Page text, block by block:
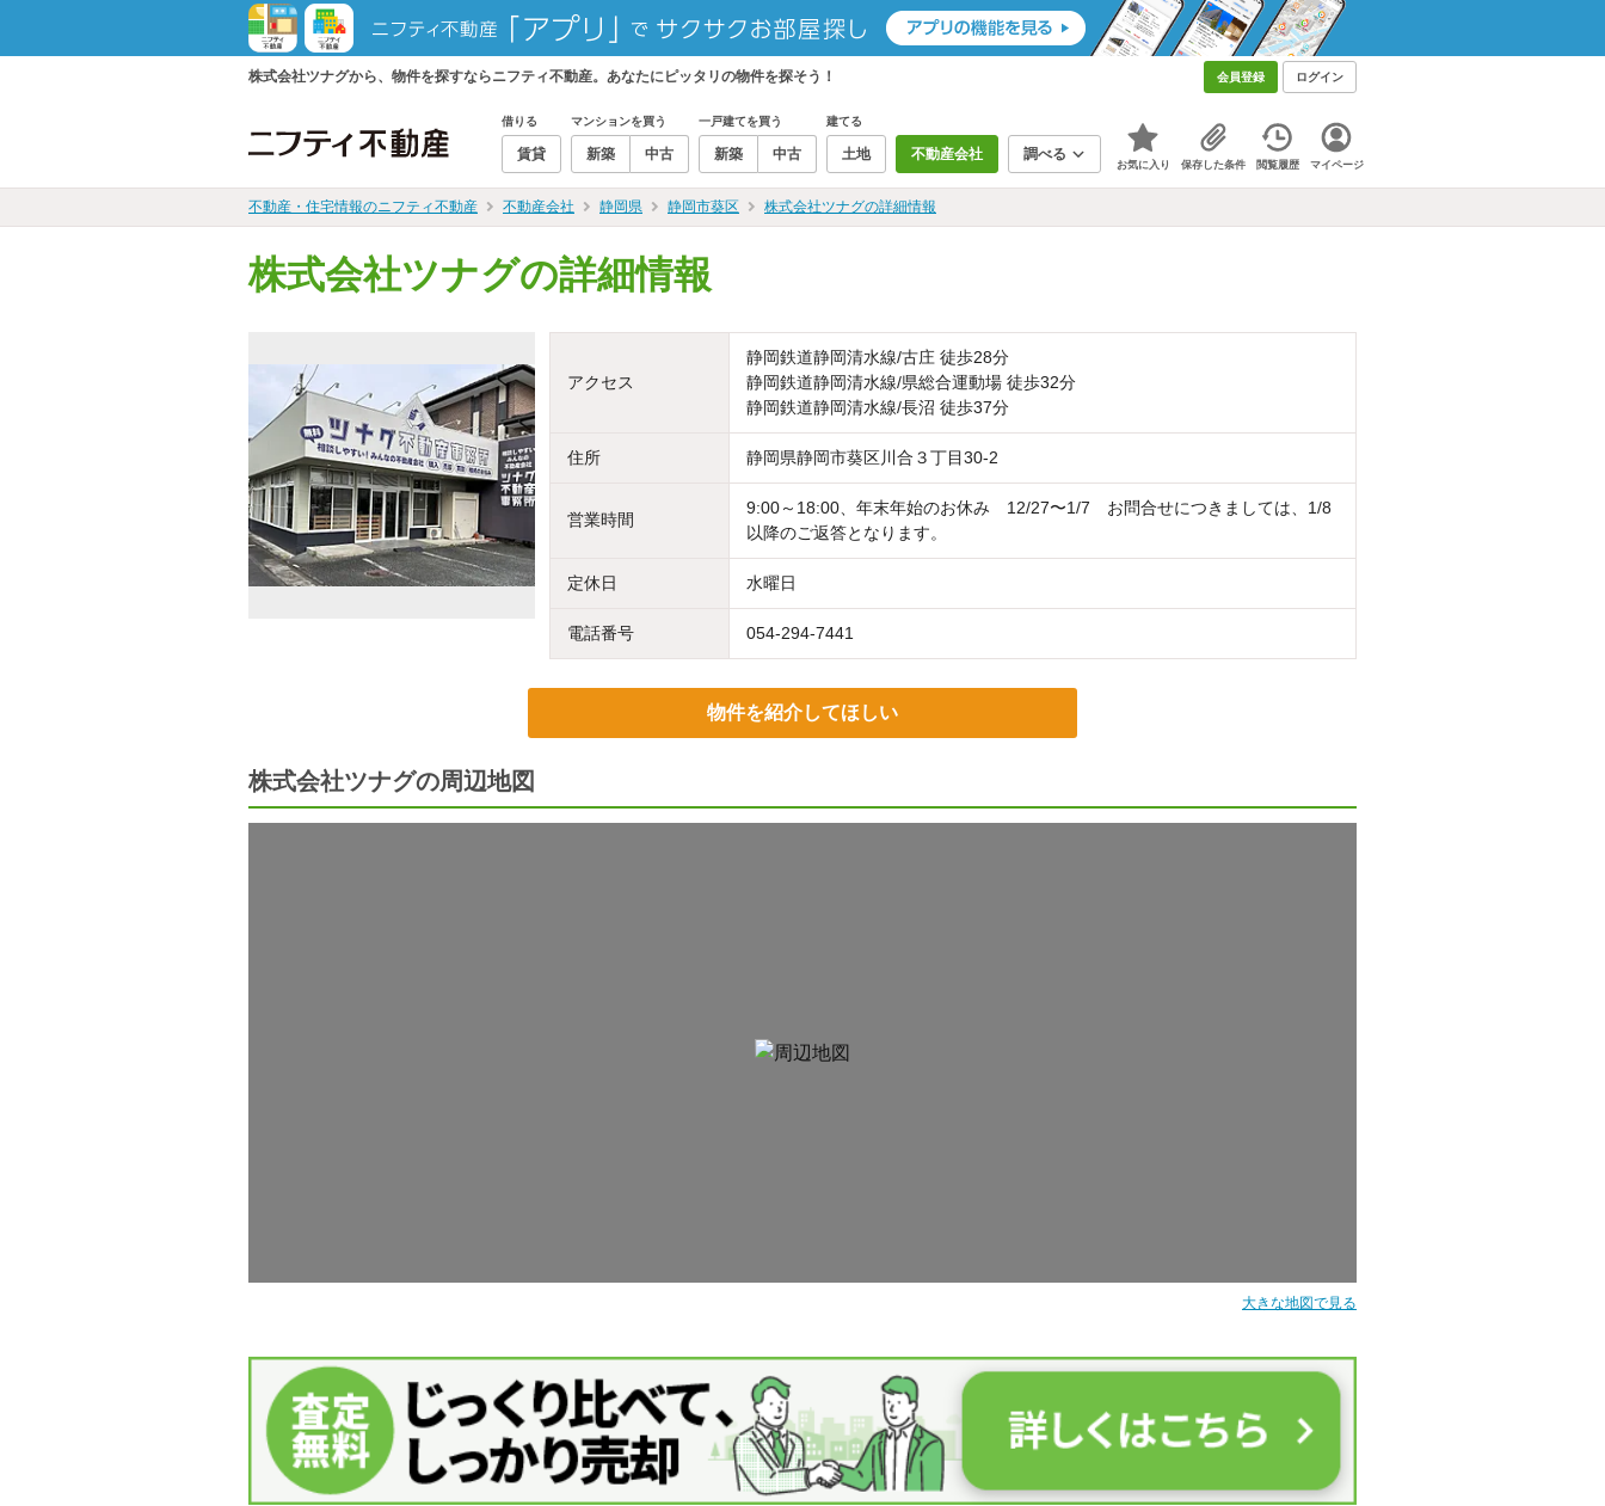
株式会社ツナグから、物件を探すならニフティ不動産。あなたにピッタリの物件を探そう！ 会員登録 ログイン
借りる
賃貸
マンションを買う
新築 中古
一戸建てを買う
新築 中古
建てる
土地 不動産会社 調べる
お気に入り 保存した条件 閲覧履歴 マイページ
不動産・住宅情報のニフティ不動産 不動産会社 静岡県 静岡市葵区 株式会社ツナグの詳細情報
株式会社ツナグの詳細情報
アクセス
静岡鉄道静岡清水線/古庄 徒歩28分
静岡鉄道静岡清水線/県総合運動場 徒歩32分
静岡鉄道静岡清水線/長沼 徒歩37分
住所 静岡県静岡市葵区川合３丁目30-2
営業時間
9:00～18:00、年末年始のお休み 12/27〜1/7 お問合せにつきましては、1/8
以降のご返答となります。
定休日 水曜日
電話番号 054-294-7441
物件を紹介してほしい
株式会社ツナグの周辺地図
大きな地図で見る